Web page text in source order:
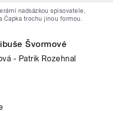
nadsázkou spisovatele,
Čapka trochu jinou formou.
Švormové
- Patrik Rozehnal